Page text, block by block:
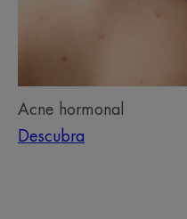
Acne hormonal
Descubra